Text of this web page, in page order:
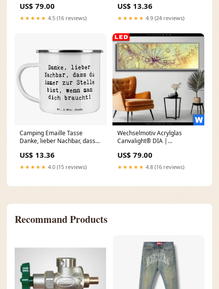
Größe in cm:80 x 145
US$ 79.00
★★★★★ 4.5 (16 reviews)
Personalisierte Teetasse
US$ 13.36
★★★★★ 4.9 (24 reviews)
Camping Emaille Tasse
Danke, lieber Nachbar, dass
man dich braucht! Motiv:mit
Spruch
US$ 13.36
★★★★★ 4.0 (15 reviews)
Wechselmotiv Acrylglas
Canvalight® DIA |
Sonnenuntergang |
Panorama Größe in cm:125 x
US$ 79.00
★★★★★ 4.8 (16 reviews)
Recommand Products